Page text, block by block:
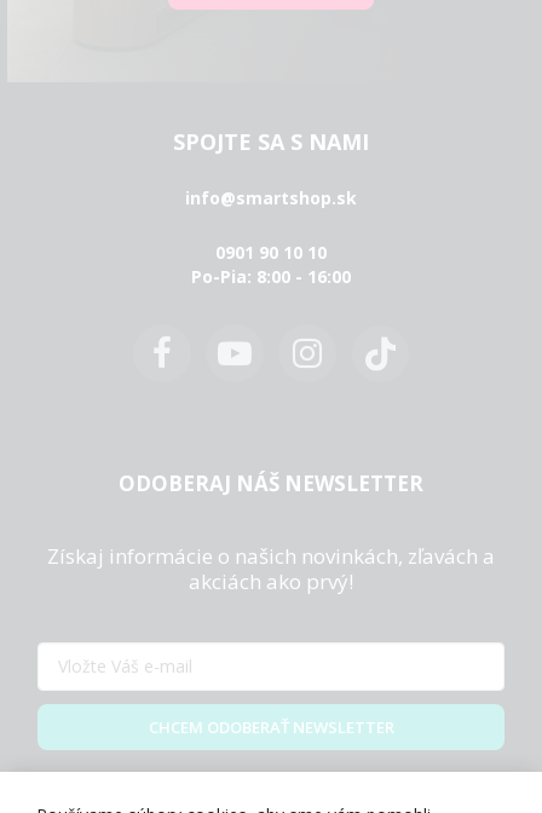
SPOJTE SA S NAMI
info@smartshop.sk
0901 90 10 10
Po-Pia: 8:00 - 16:00
ODOBERAJ NÁŠ NEWSLETTER
Získaj informácie o našich novinkách, zľavách a
akciách ako prvý!
CHCEM ODOBERAŤ NEWSLETTER